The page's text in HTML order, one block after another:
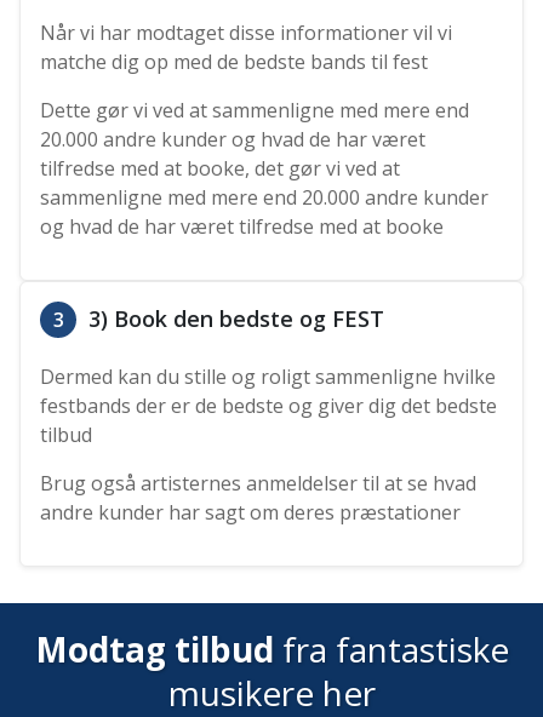
Når vi har modtaget disse informationer vil vi
matche dig op med de bedste bands til fest
Dette gør vi ved at sammenligne med mere end
20.000 andre kunder og hvad de har været
tilfredse med at booke, det gør vi ved at
sammenligne med mere end 20.000 andre kunder
og hvad de har været tilfredse med at booke
3 3) Book den bedste og FEST
Dermed kan du stille og roligt sammenligne hvilke
festbands der er de bedste og giver dig det bedste
tilbud
Brug også artisternes anmeldelser til at se hvad
andre kunder har sagt om deres præstationer
Modtag tilbud fra fantastiske
musikere her